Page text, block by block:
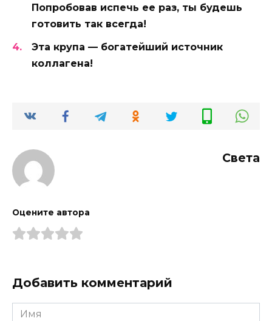
Попробовав испечь ее раз, ты будешь
готовить так всегда!
Эта крупа — богатейший источник
коллагена!
Света
Оцените автора
Добавить комментарий
Имя